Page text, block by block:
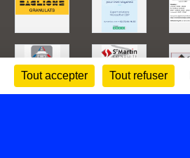
Tout accepter Tout refuser